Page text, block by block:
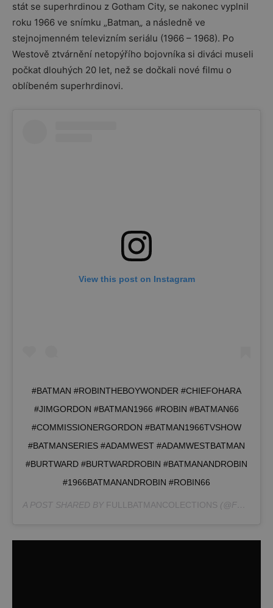
stát se superhrdinou z Gotham City, se nakonec vyplnil
roku 1966 ve snímku „Batman„ a následně ve
stejnojmenném televizním seriálu (1966 – 1968). Po
Westově ztvárnění netopýřího bojovníka si diváci museli
počkat dlouhých 20 let, než se dočkali nové filmu o
oblíbeném superhrdinovi.
View this post on Instagram
#BATMAN #ROBINTHEBOYWONDER #CHIEFOHARA
#JIMGORDON #BATMAN1966 #ROBIN #BATMAN66
#COMMISSIONERGORDON #BATMAN1966TVSHOW
#BATMANSERIES #ADAMWEST #ADAMWESTBATMAN
#BURTWARD #BURTWARDROBIN #BATMANANDROBIN
#1966BATMANANDROBIN #ROBIN66
A POST SHARED BY FULLBATMANCOLECTIONS (@FULLBATMANCOLECTION) ON